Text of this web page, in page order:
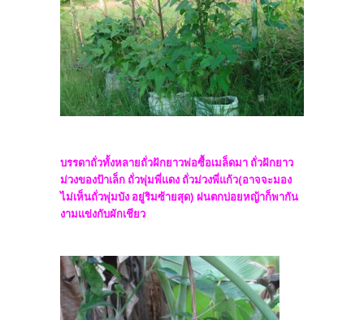
บรรดาถั่วทั้งหลายถั่วฝักยาวพ่อซื้อเมล็ดมา ถั่วฝักยาว
ม่วงของป้าเล็ก ถั่วพุ่มพี่แดง ถั่วม่วงพี่แก้ว(อาจจะมอง
ไม่เห็นถั่วพุ่มบัง อยู่ริมซ้ายสุด) ฝนตกบ่อยหญ้าก็พากัน
งามแข่งกับผักเชียว